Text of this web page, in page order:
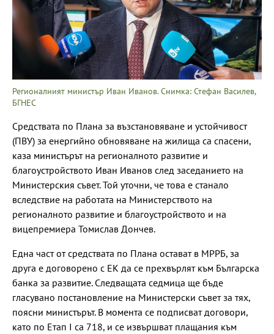
Регионалният министър Иван Иванов. Снимка: Стефан Василев,
БГНЕС
Средствата по Плана за възстановяване и устойчивост
(ПВУ) за енергийно обновяване на жилища са спасени,
каза министърът на регионалното развитие и
благоустройството Иван Иванов след заседанието на
Министерския съвет. Той уточни, че това е станало
вследствие на работата на Министерството на
регионалното развитие и благоустройството и на
вицепремиера Томислав Дончев.
Една част от средствата по Плана остават в МРРБ, за
друга е договорено с ЕК да се прехвърлят към Българска
банка за развитие. Следващата седмица ще бъде
гласувано постановление на Министерски съвет за тях,
поясни министърът. В момента се подписват договори,
като по Етап I са 718, и се извършват плащания към